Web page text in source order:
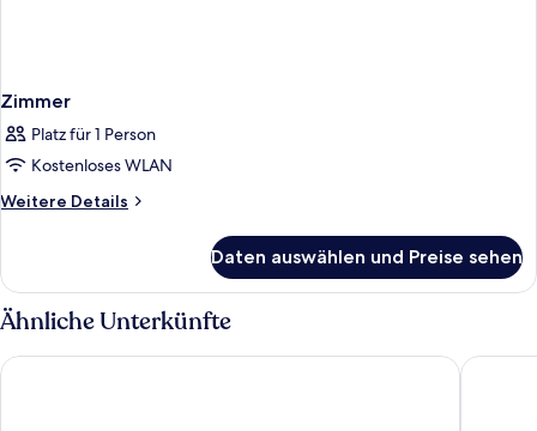
Zimmer
Platz für 1 Person
Kostenloses WLAN
Weitere Details
Weitere
Daten auswählen und Preise sehen
Ähnliche Unterkünfte
Hotel Posadas de España Málaga Four